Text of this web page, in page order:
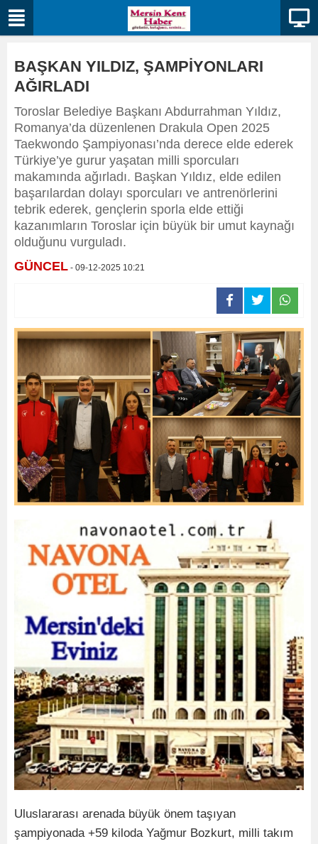
BAŞKAN YILDIZ, ŞAMPİYONLARI
AĞIRLADI
Toroslar Belediye Başkanı Abdurrahman Yıldız,
Romanya’da düzenlenen Drakula Open 2025
Taekwondo Şampiyonası’nda derece elde ederek
Türkiye’ye gurur yaşatan milli sporcuları
makamında ağırladı. Başkan Yıldız, elde edilen
başarılardan dolayı sporcuları ve antrenörlerini
tebrik ederek, gençlerin sporla elde ettiği
kazanımların Toroslar için büyük bir umut kaynağı
olduğunu vurguladı.
GÜNCEL - 09-12-2025 10:21
Uluslararası arenada büyük önem taşıyan
şampiyonada +59 kiloda Yağmur Bozkurt, milli takım